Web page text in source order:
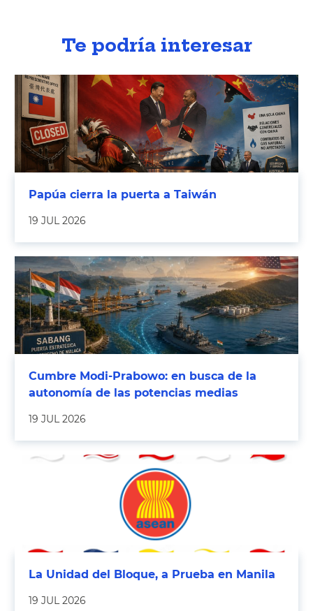
Te podría interesar
Papúa cierra la puerta a Taiwán
19 JUL 2026
Cumbre Modi-Prabowo: en busca de la
autonomía de las potencias medias
19 JUL 2026
La Unidad del Bloque, a Prueba en Manila
19 JUL 2026